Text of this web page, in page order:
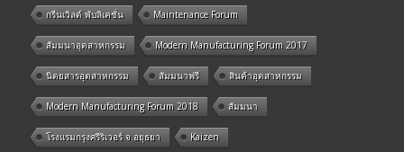
กรีนเวิลด์ พับลิเคชั่น Maintenance Forum
สัมมนาอุตสาหกรรม Modern Manufacturing Forum 2017
นิตยสารอุตสาหกรรม สัมมนาฟรี สินค้าอุตสาหกรรม
Modern Manufacturing Forum 2018 สัมมนา
โรงแรมกรุงศรีริเวอร์ จ.อยุธยา Kaizen